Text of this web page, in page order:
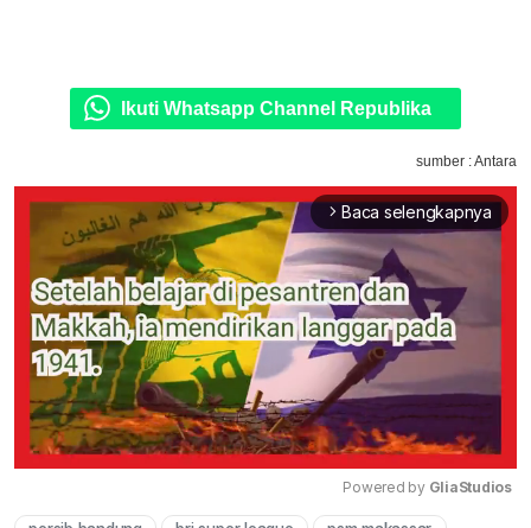
Ikuti Whatsapp Channel Republika
sumber : Antara
arrow_forward_ios Baca selengkapnya
Powered by GliaStudios